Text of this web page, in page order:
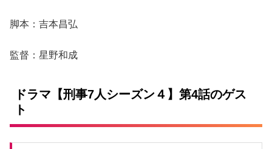
脚本：吉本昌弘
監督：星野和成
ドラマ【刑事7人シーズン４】第4話のゲス
ト